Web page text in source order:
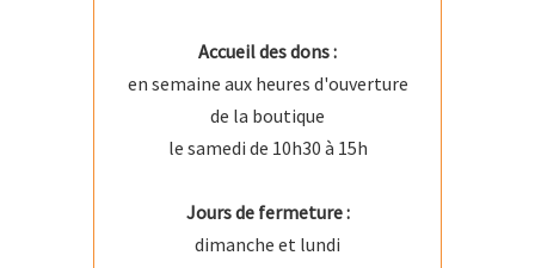
Accueil des dons :
en semaine aux heures d'ouverture
de la boutique
le samedi de 10h30 à 15h
Jours de fermeture :
dimanche et lundi